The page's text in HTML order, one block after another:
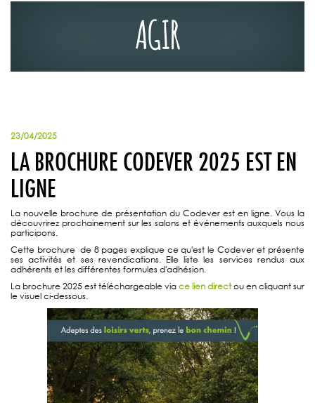
AGIR
23/04/2025
LA BROCHURE CODEVER 2025 EST EN
LIGNE
La nouvelle brochure de présentation du Codever est en ligne. Vous la
découvrirez prochainement sur les salons et événements auxquels nous
participons.
Cette brochure de 8 pages explique ce qu'est le Codever et présente
ses activités et ses revendications. Elle liste les services rendus aux
adhérents et les différentes formules d'adhésion.
La brochure 2025 est téléchargeable viace lien directou en cliquant sur
le visuel ci-dessous.